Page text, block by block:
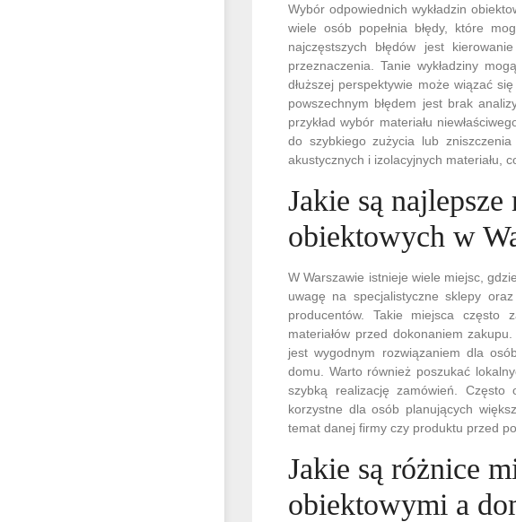
Wybór odpowiednich wykładzin
wiele osób popełnia błędy, które
najczęstszych błędów jest
przeznaczenia. Tanie wykładziny
dłuższej perspektywie może wiązać
powszechnym błędem jest brak
przykład wybór materiału
do szybkiego zużycia lub zniszczenia
akustycznych i izolacyjnych materiału,
Jakie są
obiektowych w
W Warszawie istnieje wiele miejsc,
uwagę na specjalistyczne sklepy
producentów. Takie miejsca często
materiałów przed dokonaniem
jest wygodnym rozwiązaniem dla
domu. Warto również poszukać
szybką realizację zamówień.
korzystne dla osób planujących
temat danej firmy czy produktu przed
Jakie są różnice
obiektowymi a